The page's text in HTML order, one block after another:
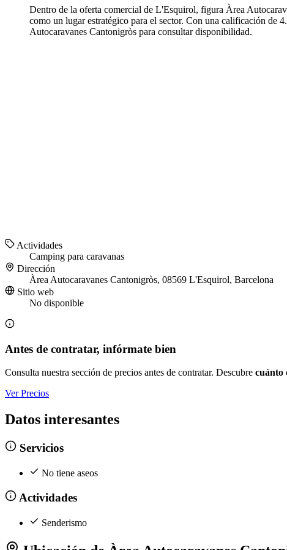
Dentro de la oferta comercial de L'Esquirol, figura Àrea
como un lugar estratégico para el sector. Con una calificación de
Autocaravanes Cantonigròs para consultar disponibilidad.
Actividades
Camping para caravanas
Dirección
Àrea Autocaravanes Cantonigròs, 08569 L'Esquirol, Barcelona
Sitio web
No disponible
Antes de contratar, infórmate bien
Consulta nuestra sección de precios antes de contratar. Descubre cuánto
Ver Precios
Datos interesantes
Servicios
No tiene aseos
Actividades
Senderismo